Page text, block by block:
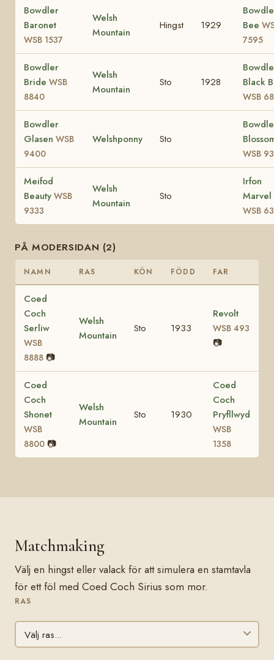
Bowdler
Baronet
WSB 1537
Welsh
Mountain
Hingst 1929
Bee
7595
Bowdler
Bride WSB
8840
Welsh
Mountain
Sto 1928
Black
WSB
Bowdler
Glasen WSB
9400
Welshponny Sto
WSB
Meifod
Beauty WSB
9333
Welsh
Mountain
Sto
Irfon
Marvel
WSB
PÅ MODERSIDAN (2)
NAMN RAS KÖN FÖDD FAR
Coed
Coch
Serliw
WSB
8888 📷
Welsh
Mountain
Sto 1933
Revolt
WSB 493
📷
Coed
Coch
Shonet
WSB
8800 📷
Welsh
Mountain
Sto 1930
Coed
Coch
Pryfllwyd
WSB
1358
Matchmaking
Välj en hingst eller valack för att simulera en stamtavla
för ett föl med Coed Coch Sirius som mor.
RAS